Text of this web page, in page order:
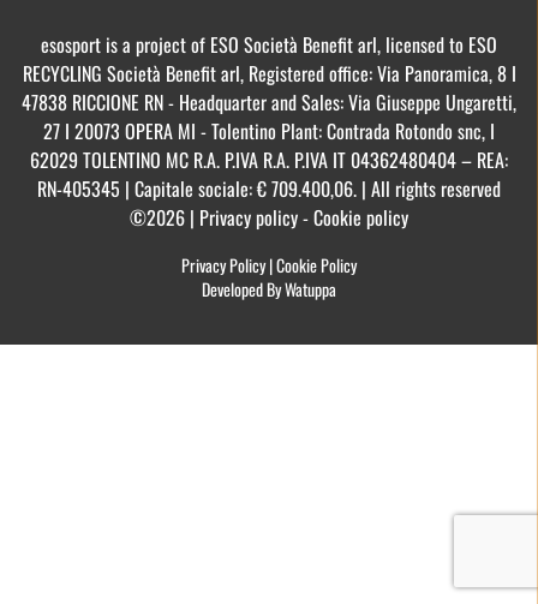
esosport is a project of ESO Società Benefit arl, licensed to ESO
RECYCLING Società Benefit arl, Registered office: Via Panoramica, 8 I
47838 RICCIONE RN - Headquarter and Sales: Via Giuseppe Ungaretti,
27 I 20073 OPERA MI - Tolentino Plant: Contrada Rotondo snc, I
62029 TOLENTINO MC R.A. P.IVA R.A. P.IVA IT 04362480404 – REA:
RN-405345 | Capitale sociale: € 709.400,06. | All rights reserved
©2026 | Privacy policy - Cookie policy
Privacy Policy|Cookie Policy
Developed By Watuppa